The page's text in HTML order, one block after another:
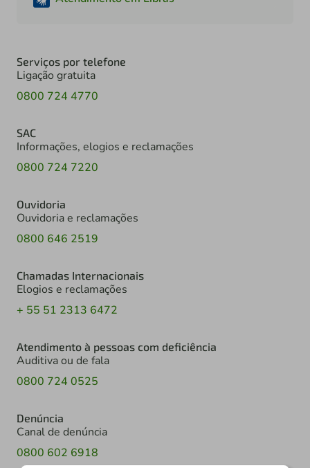
Serviços por telefone
Ligação gratuita
0800 724 4770
SAC
Informações, elogios e reclamações
0800 724 7220
Ouvidoria
Ouvidoria e reclamações
0800 646 2519
Chamadas Internacionais
Elogios e reclamações
+ 55 51 2313 6472
Atendimento à pessoas com deficiência
Auditiva ou de fala
0800 724 0525
Denúncia
Canal de denúncia
0800 602 6918